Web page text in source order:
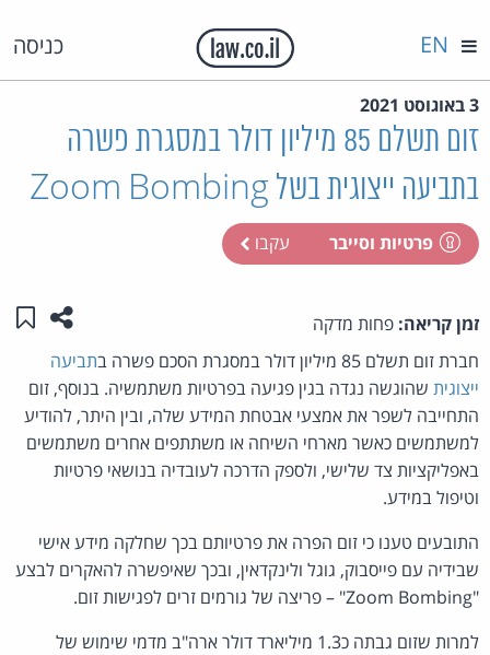
כניסה EN
3 באוגוסט 2021
זום תשלם 85 מיליון דולר במסגרת פשרה
בתביעה ייצוגית בשל Zoom Bombing
פרטיות וסייבר עקבו
זמן קריאה: פחות מדקה שתפו
חברת זום תשלם 85 מיליון דולר במסגרת הסכם פשרה ב
תביעה
ייצוגית שהוגשה נגדה בגין פגיעה בפרטיות משתמשיה. בנוסף, זום
התחייבה לשפר את אמצעי אבטחת המידע שלה, ובין היתר, להודיע
למשתמשים כאשר מארחי השיחה או משתתפים אחרים משתמשים
באפליקציות צד שלישי, ולספק הדרכה לעובדיה בנושאי פרטיות
וטיפול במידע.
התובעים טענו כי זום הפרה את פרטיותם בכך שחלקה מידע אישי
שבידיה עם פייסבוק, גוגל ולינקדאין, ובכך שאיפשרה להאקרים לבצע
"Zoom Bombing" – פריצה של גורמים זרים לפגישות זום.
למרות שזום גבתה כ1.3 מיליארד דולר ארה"ב מדמי שימוש של